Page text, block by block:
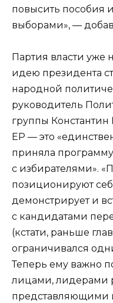
повысить пособия
выборами», —
Партия власти уже
идею президента
народной
руководитель
группы Константин
ЕР — это
приняла
с избирателями».
позиционируют
демонстрирует и
с кандидатами
(кстати, раньше
ограничивался
Теперь ему важно
лицами, лидерами
представляющими